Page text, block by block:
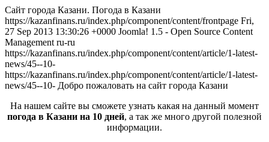
Сайт города Казани. Погода в Казани
https://kazanfinans.ru/index.php/component/content/frontpage Fri,
27 Sep 2013 13:30:26 +0000 Joomla! 1.5 - Open Source Content
Management ru-ru
https://kazanfinans.ru/index.php/component/content/article/1-latest-
news/45--10-
https://kazanfinans.ru/index.php/component/content/article/1-latest-
news/45--10- Добро пожаловать на сайт города Казани
На нашем сайте вы сможете узнать какая на данный момент
погода в Казани на 10 дней, а так же много другой полезной
информации.